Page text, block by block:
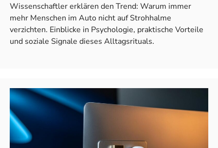
Wissenschaftler erklären den Trend: Warum immer
mehr Menschen im Auto nicht auf Strohhalme
verzichten. Einblicke in Psychologie, praktische Vorteile
und soziale Signale dieses Alltagsrituals.